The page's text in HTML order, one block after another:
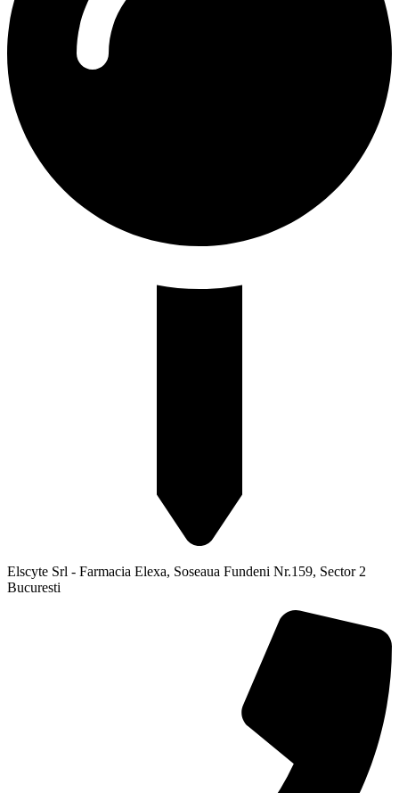
Elscyte Srl - Farmacia Elexa, Soseaua Fundeni Nr.159, Sector 2
Bucuresti